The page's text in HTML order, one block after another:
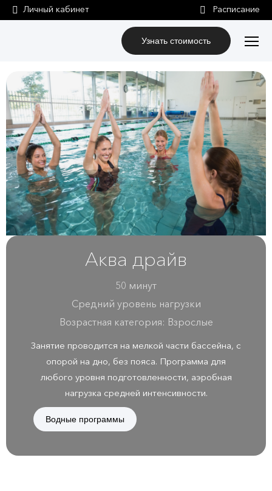
Личный кабинет
Узнать стоимость
Аква драйв
50 минут
Средний уровень нагрузки
Возрастная категория: Взрослые
Занятие проводится на мелкой части бассейна, с
опорой на дно, без пояса. Программа для
любого уровня подготовленности, аэробная
нагрузка средней интенсивности.
Водные программы